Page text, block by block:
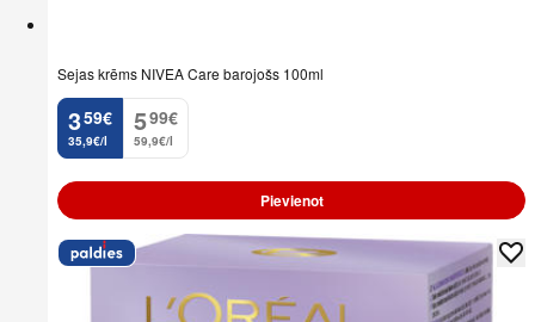
Sejas krēms NIVEA Care barojošs 100ml
3
. 59€
35,9€/l
5
. 99€
59,9€/l
Pievienot